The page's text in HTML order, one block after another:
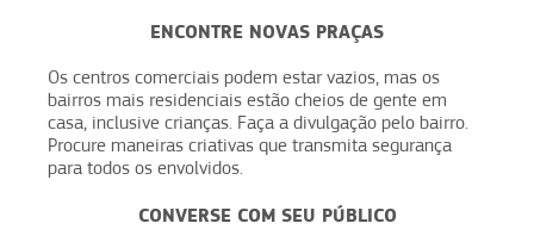
ENCONTRE NOVAS PRAÇAS
Os centros comerciais podem estar vazios, mas os
bairros mais residenciais estão cheios de gente em
casa, inclusive crianças. Faça a divulgação pelo bairro.
Procure maneiras criativas que transmita segurança
para todos os envolvidos.
CONVERSE COM SEU PÚBLICO